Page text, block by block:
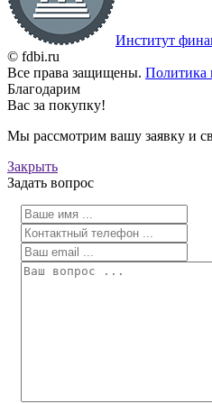
Институт
© fdbi.ru
Все права защищены. Политика
Благодарим
Вас за покупку!
Мы рассмотрим вашу заявку и
Закрыть
Задать вопрос